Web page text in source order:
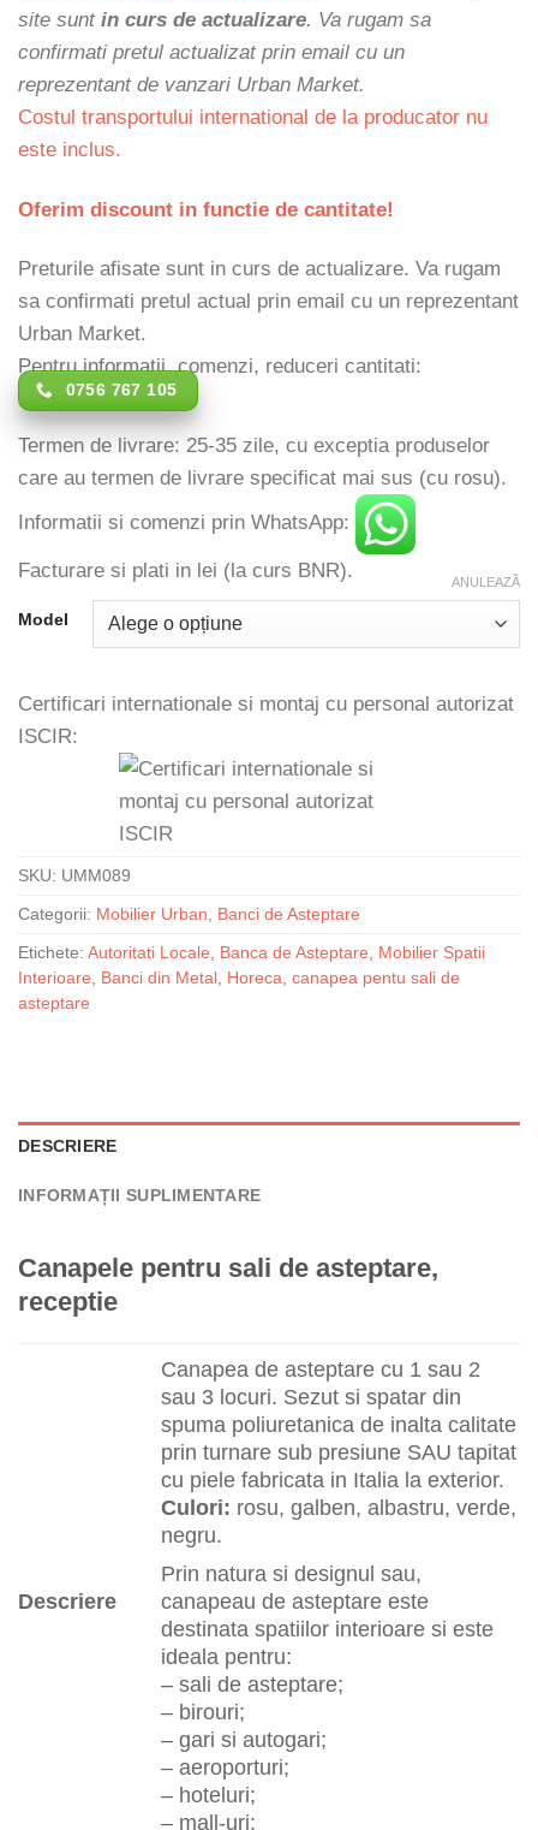
site sunt in curs de actualizare. Va rugam sa
confirmati pretul actualizat prin email cu un
reprezentant de vanzari Urban Market.
Costul transportului international de la producator nu
este inclus.
Oferim discount in functie de cantitate!
Preturile afisate sunt in curs de actualizare. Va rugam
sa confirmati pretul actual prin email cu un reprezentant
Urban Market.
Pentru informatii, comenzi, reduceri cantitati:
0756 767 105
Termen de livrare: 25-35 zile, cu exceptia produselor
care au termen de livrare specificat mai sus (cu rosu).
Informatii si comenzi prin WhatsApp:
Facturare si plati in lei (la curs BNR).
Model
ANULEAZĂ
Certificari internationale si montaj cu personal autorizat
ISCIR:
SKU: UMM089
Categorii: Mobilier Urban Banci de Asteptare
Etichete: Autoritati Locale Banca de Asteptare
Mobilier Spatii
Interioare
Banci din Metal Horeca canapea pentu sali de
asteptare
DESCRIERE
INFORMAȚII SUPLIMENTARE
Canapele pentru sali de asteptare,
receptie
Descriere
Canapea de asteptare cu 1 sau 2
sau 3 locuri. Sezut si spatar din
spuma poliuretanica de inalta calitate
prin turnare sub presiune SAU tapitat
cu piele fabricata in Italia la exterior.
Culori: rosu, galben, albastru, verde,
negru.
Prin natura si designul sau,
canapeau de asteptare este
destinata spatiilor interioare si este
ideala pentru:
– sali de asteptare;
– birouri;
– gari si autogari;
– aeroporturi;
– hoteluri;
– mall-uri;